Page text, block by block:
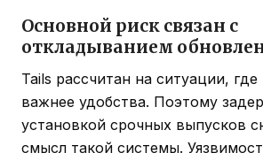
Основной риск связан с
откладыванием
Tails рассчитан на ситуации,
важнее удобства. Поэтому
установкой срочных выпусков
смысл такой системы.